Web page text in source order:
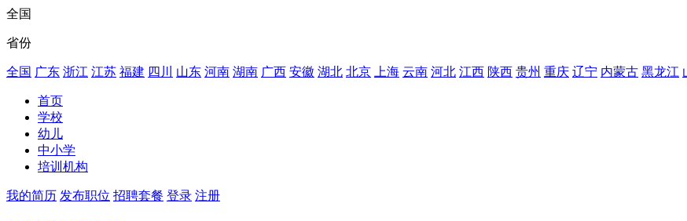
全国
省份
全国 广东 浙江 江苏 福建 四川 山东 河南 湖南 广西 安徽 湖北 北京 上海 云南 河北 江西 陕西 贵州 重庆 辽宁 内蒙古 黑龙江
首页
学校
幼儿
中小学
培训机构
我的简历 发布职位 招聘套餐 登录 注册